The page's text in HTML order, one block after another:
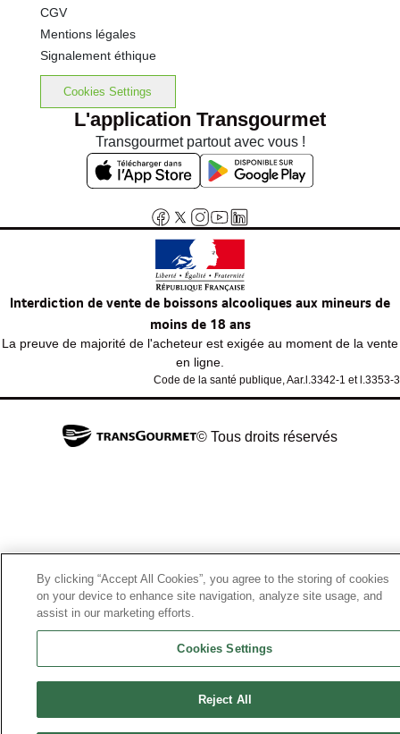
CGV
Mentions légales
Signalement éthique
Cookies Settings
L'application Transgourmet
Transgourmet partout avec vous !
Interdiction de vente de boissons alcooliques aux mineurs de
moins de 18 ans
La preuve de majorité de l'acheteur est exigée au moment de la vente
en ligne.
Code de la santé publique, Aar.l.3342-1 et l.3353-3
© Tous droits réservés
By clicking “Accept All Cookies”, you agree to the storing of cookies
on your device to enhance site navigation, analyze site usage, and
assist in our marketing efforts.
Cookies Settings
Reject All